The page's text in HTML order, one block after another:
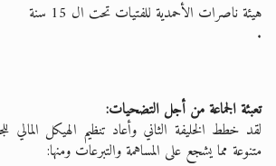
هيئة ناصرات الأحمدية للفتيات تحت ال 15 سنة
.
تعبئة الجماعة من أجل التضحيات:
لقد خطط الخليفة الثاني وأعاد تنظيم الهيكل
متنوعة مما يشجع على المساهمة والتبرعات ومنها: